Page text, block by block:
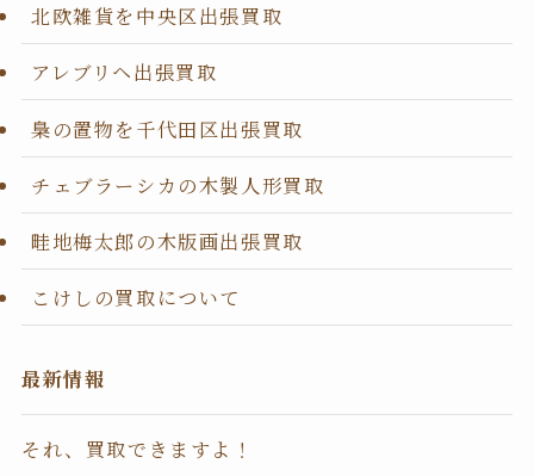
北欧雑貨を中央区出張買取
アレブリヘ出張買取
梟の置物を千代田区出張買取
チェブラーシカの木製人形買取
畦地梅太郎の木版画出張買取
こけしの買取について
最新情報
それ、買取できますよ！